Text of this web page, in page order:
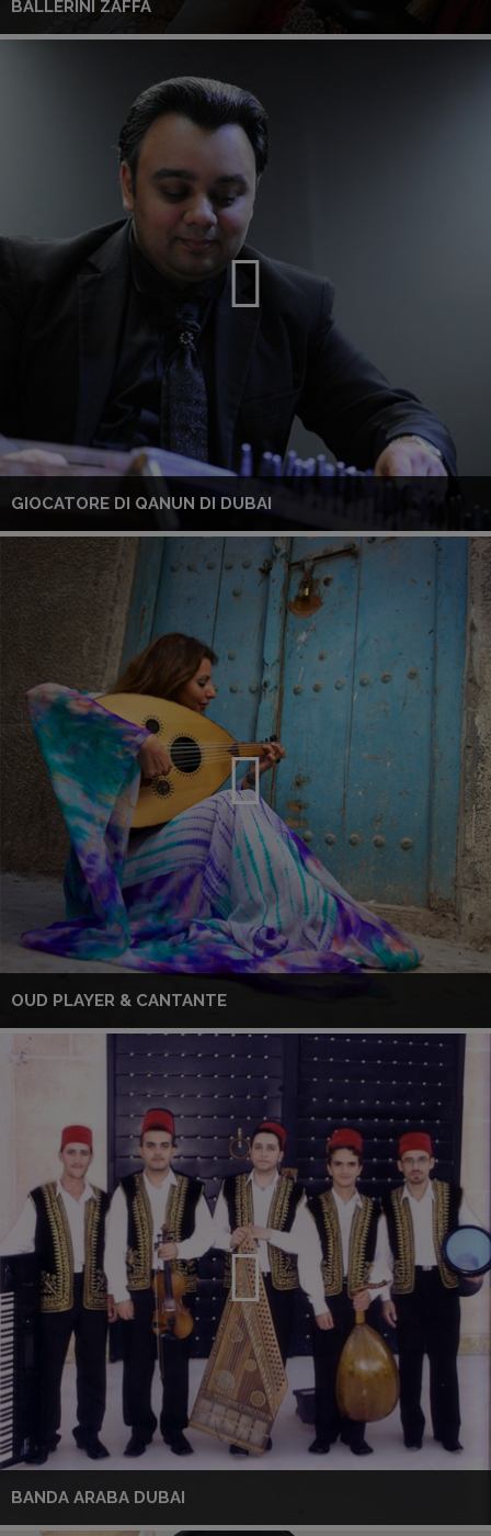
BALLERINI ZAFFA
GIOCATORE DI QANUN DI DUBAI
OUD PLAYER & CANTANTE
BANDA ARABA DUBAI